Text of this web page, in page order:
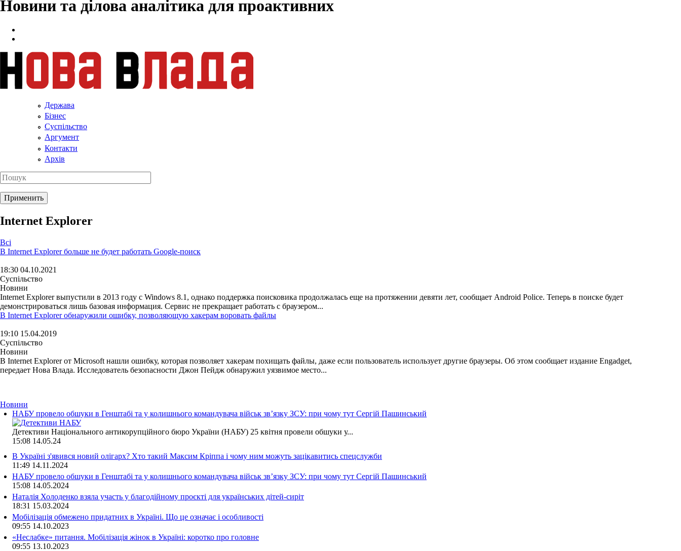
Новини та ділова аналітика для проактивних
Держава
Бізнес
Суспільство
Аргумент
Контакти
Архів
Internet Explorer
Всі
В Internet Explorer больше не будет работать Google-поиск
18:30 04.10.2021
Суспільство
Новини
Internet Explorer выпустили в 2013 году с Windows 8.1, однако поддержка поисковика продолжалась еще на протяжении девяти лет, сообщает Android Police. Теперь в поиске будет
демонстрироваться лишь базовая информация. Сервис не прекращает работать с браузером...
В Internet Explorer обнаружили ошибку, позволяющую хакерам воровать файлы
19:10 15.04.2019
Суспільство
Новини
В Internet Explorer от Microsoft нашли ошибку, которая позволяет хакерам похищать файлы, даже если пользователь использует другие браузеры. Об этом сообщает издание Engadget,
передает Нова Влада. Исследователь безопасности Джон Пейдж обнаружил уязвимое место...
Новини
НАБУ провело обшуки в Генштабі та у колишнього командувача військ зв’язку ЗСУ: при чому тут Сергій Пашинський
Детективи Національного антикорупційного бюро України (НАБУ) 25 квітня провели обшуки у...
15:08 14.05.24
В Україні з'явився новий олігарх? Хто такий Максим Кріппа і чому ним можуть зацікавитись спецслужби
11:49 14.11.2024
НАБУ провело обшуки в Генштабі та у колишнього командувача військ зв’язку ЗСУ: при чому тут Сергій Пашинський
15:08 14.05.2024
Наталія Холоденко взяла участь у благодійному проєкті для українських дітей-сиріт
18:31 15.03.2024
Мобілізація обмежено придатних в Україні. Що це означає і особливості
09:55 14.10.2023
«Неслабке» питання. Мобілізація жінок в Україні: коротко про головне
09:55 13.10.2023